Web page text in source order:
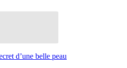
d’une belle peau